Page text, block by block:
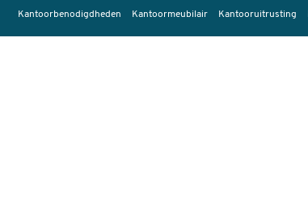
Kantoorbenodigdheden Kantoormeubilair Kantooruitrusting